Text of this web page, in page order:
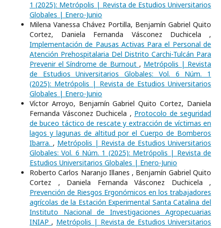
1 (2025): Metrópolis | Revista de Estudios Universitarios
Globales | Enero-Junio
Milena Vanessa Chávez Portilla, Benjamín Gabriel Quito
Cortez, Daniela Fernanda Vásconez Duchicela ,
Implementación de Pausas Activas Para el Personal de
Atención Prehospitalaria Del Distrito Carchi-Tulcán Para
Prevenir el Síndrome de Burnout , Metrópolis | Revista
de Estudios Universitarios Globales: Vol. 6 Núm. 1
(2025): Metrópolis | Revista de Estudios Universitarios
Globales | Enero-Junio
Víctor Arroyo, Benjamín Gabriel Quito Cortez, Daniela
Fernanda Vásconez Duchicela , Protocolo de seguridad
de buceo táctico de rescate y extracción de víctimas en
lagos y lagunas de altitud por el Cuerpo de Bomberos
Ibarra. , Metrópolis | Revista de Estudios Universitarios
Globales: Vol. 6 Núm. 1 (2025): Metrópolis | Revista de
Estudios Universitarios Globales | Enero-Junio
Roberto Carlos Naranjo Illanes , Benjamín Gabriel Quito
Cortez , Daniela Fernanda Vásconez Duchicela ,
Prevención de Riesgos Ergonómicos en los trabajadores
agrícolas de la Estación Experimental Santa Catalina del
Instituto Nacional de Investigaciones Agropecuarias
INIAP , Metrópolis | Revista de Estudios Universitarios